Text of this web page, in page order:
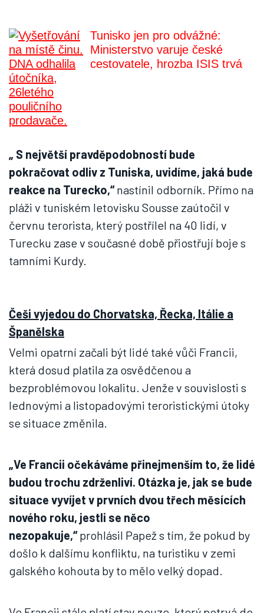
Tunisko jen pro odvážné:
Ministerstvo varuje české
cestovatele, hrozba ISIS trvá
„ S největší pravděpodobností bude
pokračovat odliv z Tuniska, uvidíme, jaká bude
reakce na Turecko,“nastínil odborník. Přímo na
pláži v tuniském letovisku Sousse zaútočil v
červnu terorista, který postřílel na 40 lidí, v
Turecku zase v současné době přiostřují boje s
tamními Kurdy.
Češi vyjedou do Chorvatska, Řecka, Itálie a
Španělska
Velmi opatrní začali být lidé také vůči Francii,
která dosud platila za osvědčenou a
bezproblémovou lokalitu. Jenže v souvislosti s
lednovými a listopadovými teroristickými útoky
se situace změnila.
„Ve Francii očekáváme přinejmenším to, že lidé
budou trochu zdrženliví. Otázka je, jak se bude
situace vyvíjet v prvních dvou třech měsících
nového roku, jestli se něco
nezopakuje,“prohlásil Papež s tím, že pokud by
došlo k dalšímu konfliktu, na turistiku v zemi
galského kohouta by to mělo velký dopad.